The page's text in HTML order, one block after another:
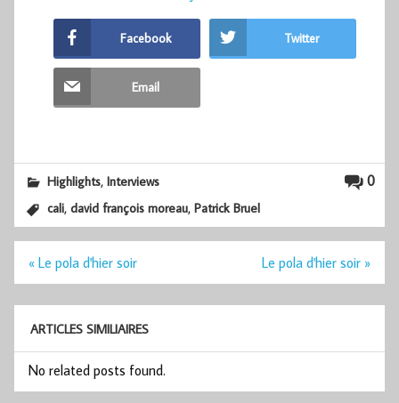
Facebook Twitter
Email
0
Highlights,Interviews
cali,david françois moreau,Patrick Bruel
Navigation
« Le pola d'hier soir Le pola d'hier soir »
ARTICLES SIMILIAIRES
No related posts found.